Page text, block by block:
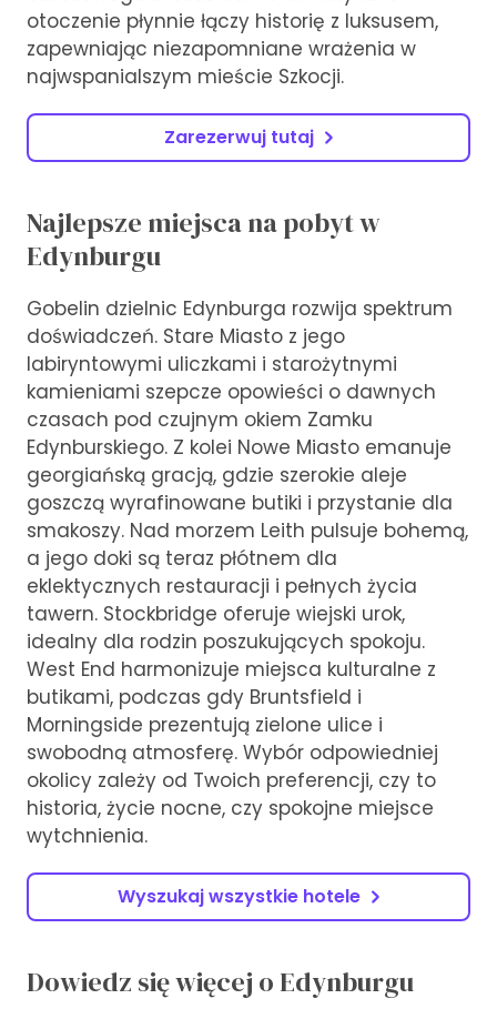
otoczenie płynnie łączy historię z luksusem,
zapewniając niezapomniane wrażenia w
najwspanialszym mieście Szkocji.
Zarezerwuj tutaj
Najlepsze miejsca na pobyt w
Edynburgu
Gobelin dzielnic Edynburga rozwija spektrum
doświadczeń. Stare Miasto z jego
labiryntowymi uliczkami i starożytnymi
kamieniami szepcze opowieści o dawnych
czasach pod czujnym okiem Zamku
Edynburskiego. Z kolei Nowe Miasto emanuje
georgiańską gracją, gdzie szerokie aleje
goszczą wyrafinowane butiki i przystanie dla
smakoszy. Nad morzem Leith pulsuje bohemą,
a jego doki są teraz płótnem dla
eklektycznych restauracji i pełnych życia
tawern. Stockbridge oferuje wiejski urok,
idealny dla rodzin poszukujących spokoju.
West End harmonizuje miejsca kulturalne z
butikami, podczas gdy Bruntsfield i
Morningside prezentują zielone ulice i
swobodną atmosferę. Wybór odpowiedniej
okolicy zależy od Twoich preferencji, czy to
historia, życie nocne, czy spokojne miejsce
wytchnienia.
Wyszukaj wszystkie hotele
Dowiedz się więcej o Edynburgu